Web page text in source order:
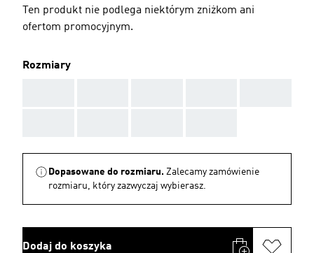
Ten produkt nie podlega niektórym zniżkom ani
ofertom promocyjnym.
Rozmiary
Dopasowane do rozmiaru. Zalecamy zamówienie
rozmiaru, który zazwyczaj wybierasz.
Dodaj do koszyka